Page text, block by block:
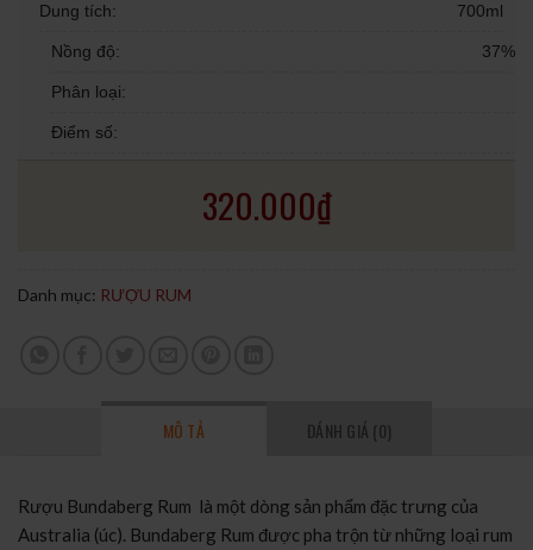
Dung tích: 700ml
Nồng độ: 37%
Phân loại:
Điểm số:
320.000₫
Danh mục: RƯỢU RUM
MÔ TẢ ĐÁNH GIÁ (0)
Rượu Bundaberg Rum là một dòng sản phẩm đặc trưng của
Australia (úc). Bundaberg Rum được pha trộn từ những loại rum